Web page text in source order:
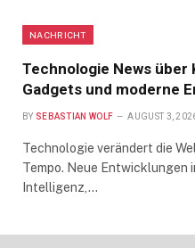
NACHRICHT
Technologie News
Gadgets und moderne
BY SEBASTIAN WOLF AUGUST 3,
Technologie verändert die
Tempo. Neue Entwicklungen
Intelligenz,…